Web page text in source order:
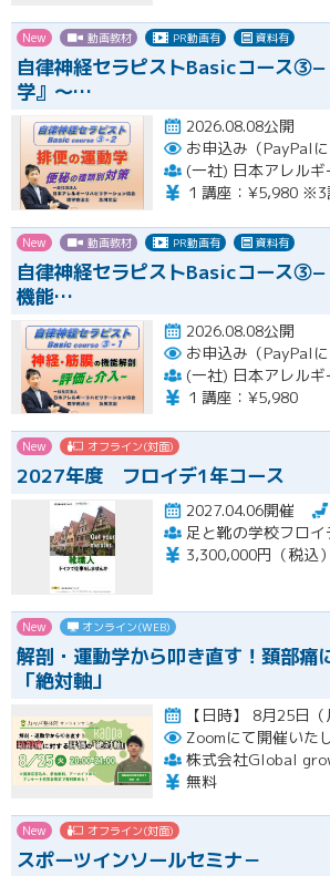
New 動画教材 PR動画有 資料有
自律神経セラピストBasicコース③−
学』〜…
2026.08.08公開
１講座：¥5,980 ※3
New 動画教材 PR動画有 資料有
自律神経セラピストBasicコース③−
機能…
2026.08.08公開
１講座：¥5,980
New オフライン(対面)
2027年度 フロイデ1年コース
2027.04.06開催
足と靴の学校フロイ
3,300,000円（税込）
New オンライン(WEB)
解剖・運動学から叩き直す！頚部痛
「絶対軸」
Zoomにて開催いた
株式会社Global
無料
New オフライン(対面)
スポーツインソールセミナ－